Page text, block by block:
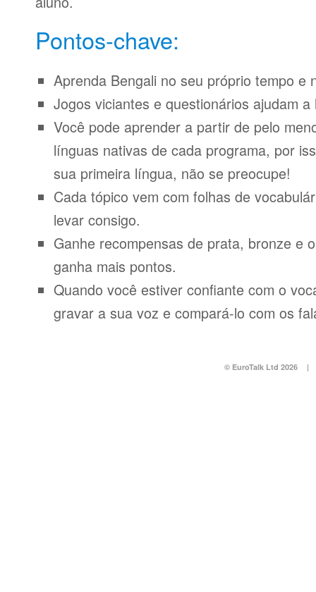
Pontos-chave:
Aprenda Bengali no seu próprio tempo e
Jogos viciantes e questionários ajudam
Você pode aprender a partir de pelo
línguas nativas de cada programa, por
sua primeira língua, não se preocupe!
Cada tópico vem com folhas de
levar consigo.
Ganhe recompensas de prata, bronze e
ganha mais pontos.
Quando você estiver confiante com o
gravar a sua voz e compará-lo com os
© EuroTalk Ltd 2026 |